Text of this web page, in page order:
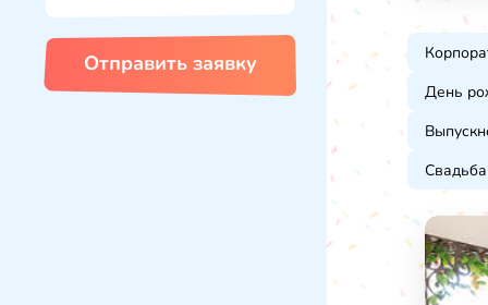
Отправить заявку
В
День